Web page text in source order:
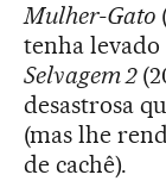
Mulher-Gato
tenha
Selvagem 2
desastrosa
(mas lhe
de cachê).